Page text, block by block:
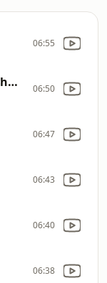
06:55
I'm Gonna Tear Your Playhouse Down 06:50
06:47
06:43
06:40
06:38